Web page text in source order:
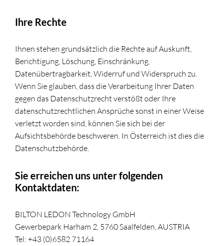
Ihre Rechte
Ihnen stehen grundsätzlich die Rechte auf Auskunft,
Berichtigung, Löschung, Einschränkung,
Datenübertragbarkeit, Widerruf und Widerspruch zu.
Wenn Sie glauben, dass die Verarbeitung Ihrer Daten
gegen das Datenschutzrecht verstößt oder Ihre
datenschutzrechtlichen Ansprüche sonst in einer Weise
verletzt worden sind, können Sie sich bei der
Aufsichtsbehörde beschweren. In Österreich ist dies die
Datenschutzbehörde.
Sie erreichen uns unter folgenden
Kontaktdaten:
BILTON LEDON Technology GmbH
Gewerbepark Harham 2, 5760 Saalfelden, AUSTRIA
Tel: +43 (0)6582 71164